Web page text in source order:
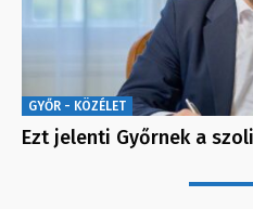
GYŐR - KÖZÉLET
Ezt jelenti Győrnek a